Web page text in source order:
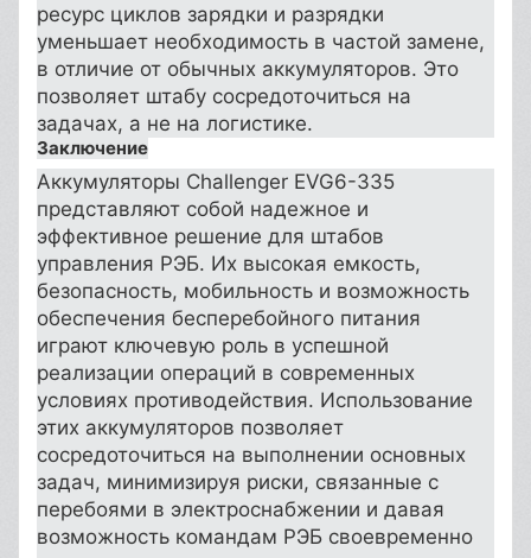
ресурс циклов зарядки и разрядки
уменьшает необходимость в частой замене,
в отличие от обычных аккумуляторов. Это
позволяет штабу сосредоточиться на
задачах, а не на логистике.
Заключение
Аккумуляторы Challenger EVG6-335
представляют собой надежное и
эффективное решение для штабов
управления РЭБ. Их высокая емкость,
безопасность, мобильность и возможность
обеспечения бесперебойного питания
играют ключевую роль в успешной
реализации операций в современных
условиях противодействия. Использование
этих аккумуляторов позволяет
сосредоточиться на выполнении основных
задач, минимизируя риски, связанные с
перебоями в электроснабжении и давая
возможность командам РЭБ своевременно